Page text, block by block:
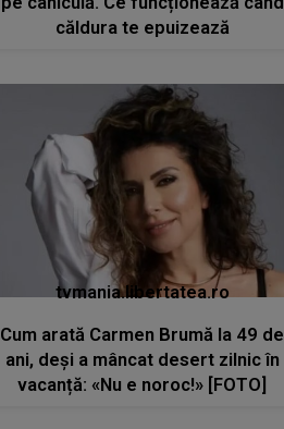
căldura te epuizează
tvmania.libertatea.ro
Cum arată Carmen Brumă la 49 de
ani, deși a mâncat desert zilnic în
vacanță: «Nu e noroc!» [FOTO]